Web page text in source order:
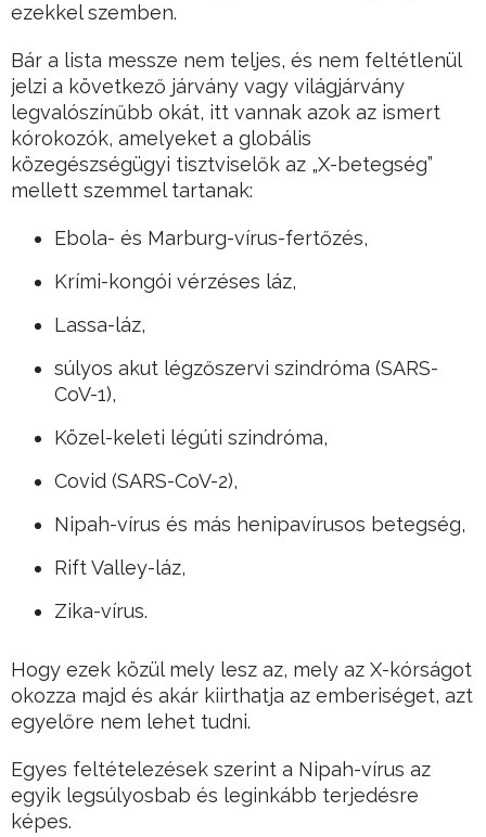
ezekkel szemben.
Bár a lista messze nem teljes, és nem feltétlenül
jelzi a következő járvány vagy világjárvány
legvalószínűbb okát, itt vannak azok az ismert
kórokozók, amelyeket a globális
közegészségügyi tisztviselők az „X-betegség”
mellett szemmel tartanak:
Ebola- és Marburg-vírus-fertőzés,
Krími-kongói vérzéses láz,
Lassa-láz,
súlyos akut légzőszervi szindróma (SARS-
CoV-1),
Közel-keleti légúti szindróma,
Covid (SARS-CoV-2),
Nipah-vírus és más henipavírusos betegség,
Rift Valley-láz,
Zika-vírus.
Hogy ezek közül mely lesz az, mely az X-kórságot
okozza majd és akár kiirthatja az emberiséget, azt
egyelőre nem lehet tudni.
Egyes feltételezések szerint a Nipah-vírus az
egyik legsúlyosbab és leginkább terjedésre
képes.